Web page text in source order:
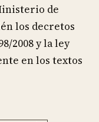
de
los decretos
2008 y la ley
en los textos